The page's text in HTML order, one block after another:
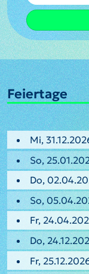
Feiertage
Mi,
So,
Do,
So,
Fr,
Do,
Fr,